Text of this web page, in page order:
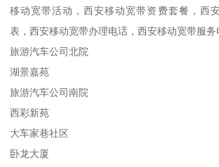
移动宽带活动，西安移动宽带资费套餐，西
表，西安移动宽带办理电话，西安移动宽带服务
旅游汽车公司北院
湖景嘉苑
旅游汽车公司南院
西彩新苑
大车家巷社区
卧龙大厦